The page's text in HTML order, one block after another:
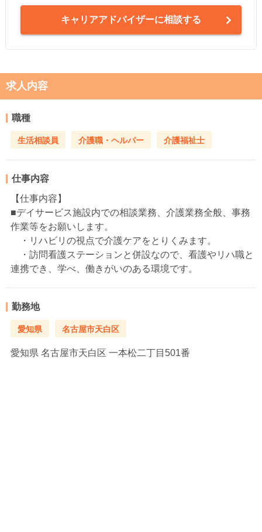
キャリアアドバイザーに相談する
求人内容
職種
生活相談員 介護職・ヘルパー 介護福祉士
仕事内容
【仕事内容】
■デイサービス施設内での相談業務、介護業務全般、事務
作業等をお願いします。
・リハビリの視点で介護ケアをとりくみます。
・訪問看護ステーションと併設なので、看護やリハ職と
連携でき、学べ、働きがいのある環境です。
勤務地
愛知県 名古屋市天白区
愛知県 名古屋市天白区 一本松二丁目501番